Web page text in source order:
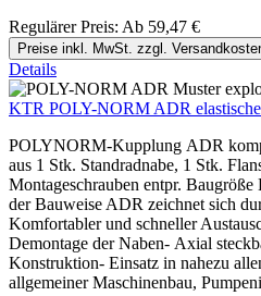
Regulärer Preis: Ab 59,47 €
Preise inkl. MwSt. zzgl.
Details
KTR POLY-NORM ADR
POLYNORM-Kupplung ADR
aus 1 Stk. Standradnabe, 1 Stk.
Montageschrauben entpr.
der Bauweise ADR zeichnet sich
Komfortabler und schneller
Demontage der Naben- Axial
Konstruktion- Einsatz in nahezu
allgemeiner Maschinenbau,